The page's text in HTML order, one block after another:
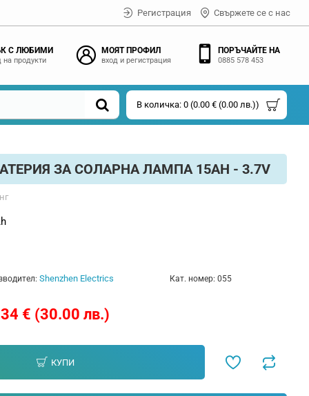
Регистрация Свържете се с нас
С ЛЮБИМИ
на продукти
МОЯТ ПРОФИЛ
вход и регистрация
ПОРЪЧАЙТЕ НА
0885 578 453
В количка: 0 (0.00 € (0.00 лв.))
ЗА СОЛАРНА ЛАМПА 15AH - 3.7V
Shenzhen Electrics Кат. номер: 055
€ (30.00 лв.)
КУПИ